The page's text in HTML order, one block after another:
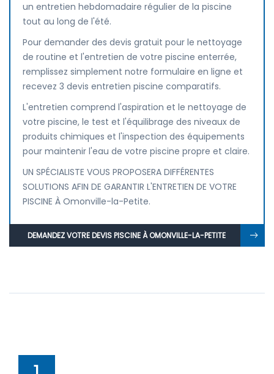
un entretien hebdomadaire régulier de la piscine
tout au long de l'été.
Pour demander des devis gratuit pour le nettoyage
de routine et l'entretien de votre piscine enterrée,
remplissez simplement notre formulaire en ligne et
recevez 3 devis entretien piscine comparatifs.
L'entretien comprend l'aspiration et le nettoyage de
votre piscine, le test et l'équilibrage des niveaux de
produits chimiques et l'inspection des équipements
pour maintenir l'eau de votre piscine propre et claire.
UN SPÉCIALISTE VOUS PROPOSERA DIFFÉRENTES
SOLUTIONS AFIN DE GARANTIR L'ENTRETIEN DE VOTRE
PISCINE À Omonville-la-Petite.
DEMANDEZ VOTRE DEVIS PISCINE À OMONVILLE-LA-PETITE